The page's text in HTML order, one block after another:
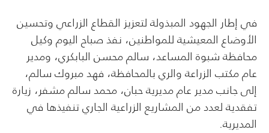
في إطار الجهود المبذولة لتعزيز القطاع الزراعي وتحسين
الأوضاع المعيشية للمواطنين، نفذ صباح اليوم وكيل
محافظة شبوة المساعد، سالم محسن البابكري، ومدير
عام مكتب الزراعة والري بالمحافظة، فهد مبروك سالم،
إلى جانب مدير عام مديرية حبان، محمد سالم مشفر، زيارة
تفقدية لعدد من المشاريع الزراعية الجاري تنفيذها في
المديرية.